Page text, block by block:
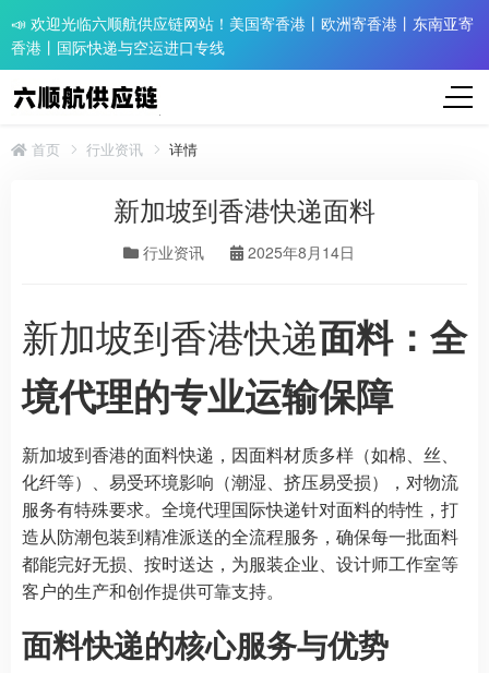
📣 欢迎光临六顺航供应链网站！美国寄香港丨欧洲寄香港丨东南亚寄
香港丨国际快递与空运进口专线
首页 行业资讯 详情
新加坡到香港快递面料
行业资讯 2025年8月14日
新加坡到香港快递面料：全
境代理的专业运输保障
新加坡到香港的面料快递，因面料材质多样（如棉、丝、
化纤等）、易受环境影响（潮湿、挤压易受损），对物流
服务有特殊要求。全境代理国际快递针对面料的特性，打
造从防潮包装到精准派送的全流程服务，确保每一批面料
都能完好无损、按时送达，为服装企业、设计师工作室等
客户的生产和创作提供可靠支持。
面料快递的核心服务与优势